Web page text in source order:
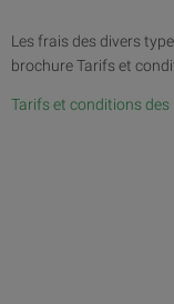
Les frais des divers
brochure Tarifs et
Tarifs et conditions